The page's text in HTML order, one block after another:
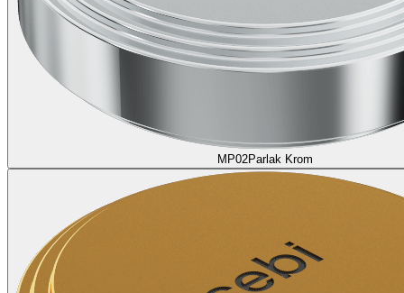
MP02Parlak Krom